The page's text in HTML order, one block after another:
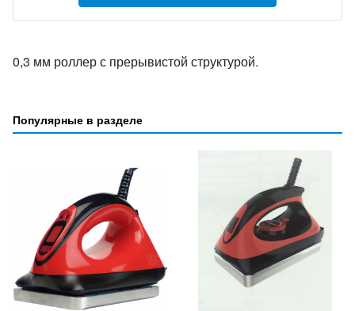
0,3 мм роллер с прерывистой структурой.
Популярные в разделе